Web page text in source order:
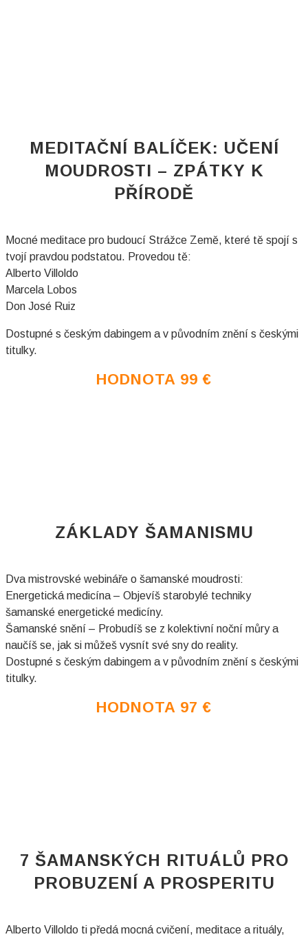
MEDITAČNÍ BALÍČEK: UČENÍ
MOUDROSTI​ – ZPÁTKY K
PŘÍRODĚ
Mocné meditace pro budoucí Strážce Země, které tě spojí s
tvojí pravdou podstatou. Provedou tě:
Alberto Villoldo
Marcela Lobos
Don José Ruiz
Dostupné s českým dabingem a v původním znění s českými
titulky.
HODNOTA 99 €
ZÁKLADY ŠAMANISMU
Dva mistrovské webináře o šamanské moudrosti:
Energetická medicína – Objevíš starobylé techniky
šamanské energetické medicíny.
Šamanské snění – Probudíš se z kolektivní noční můry a
naučíš se, jak si můžeš vysnít své sny do reality.
Dostupné s českým dabingem a v původním znění s českými
titulky.
HODNOTA 97€
7 ŠAMANSKÝCH RITUÁLŮ PRO
PROBUZENÍ A PROSPERITU
Alberto Villoldo ti předá mocná cvičení, meditace a rituály,